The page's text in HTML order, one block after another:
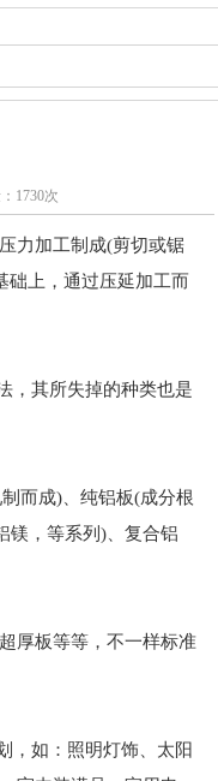
1730次
力加工制成(剪切或锯
础上，通过压延加工而
，其所失掉的种类也是
而成)、纯铝板(成分根
镁，等系列)、复合铝
厚板等等，不一样标准
，如：照明灯饰、太阳